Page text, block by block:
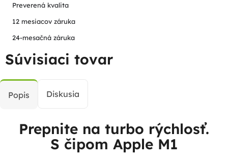
Preverená kvalita
12 mesiacov záruka
24-mesačná záruka
Súvisiaci tovar
Popis Diskusia
Prepnite na turbo rýchlosť.
S čipom Apple M1